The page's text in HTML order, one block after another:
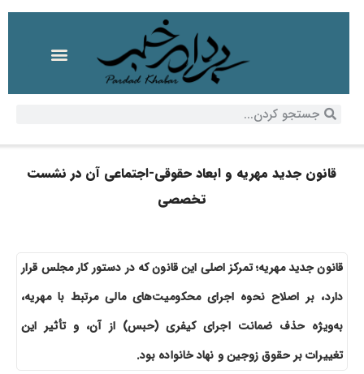
قانون جدید مهریه و ابعاد حقوقی-اجتماعی آن در نشست
تخصصی
قانون جدید مهریه؛ تمرکز اصلی این قانون که در دستور کار مجلس قرار
دارد، بر اصلاح نحوه اجرای محکومیت‌های مالی مرتبط با مهریه،
به‌ویژه حذف ضمانت اجرای کیفری (حبس) از آن، و تأثیر این
تغییرات بر حقوق زوجین و نهاد خانواده بود.